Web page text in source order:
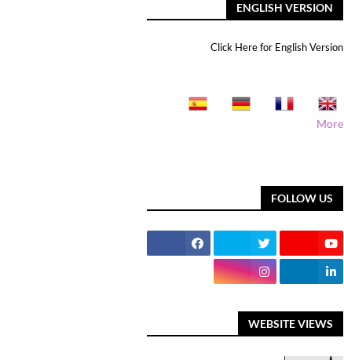
ENGLISH VERSION
Click Here for English Version
More
FOLLOW US
WEBSITE VIEWS